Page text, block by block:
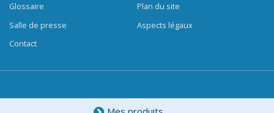
Glossaire
Salle de presse
Contact
Plan du site
Aspects légaux